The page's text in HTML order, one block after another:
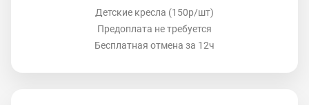
Детские кресла (150р/шт)
Предоплата не требуется
Бесплатная отмена за 12ч